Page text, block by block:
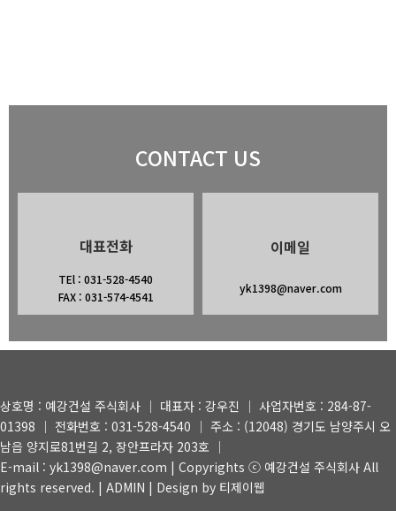
CONTACT US
대표전화
TEl : 031-528-4540
FAX : 031-574-4541
이메일
yk1398@naver.com
상호명 : 예강건설 주식회사 │ 대표자 : 강우진 │ 사업자번호 : 284-87-
01398 │ 전화번호 : 031-528-4540 │ 주소 : (12048) 경기도 남양주시 오
남읍 양지로81번길 2, 장안프라자 203호 │
E-mail : yk1398@naver.com | Copyrights ⓒ 예강건설 주식회사 All
rights reserved. | ADMIN | Design by 티제이웹